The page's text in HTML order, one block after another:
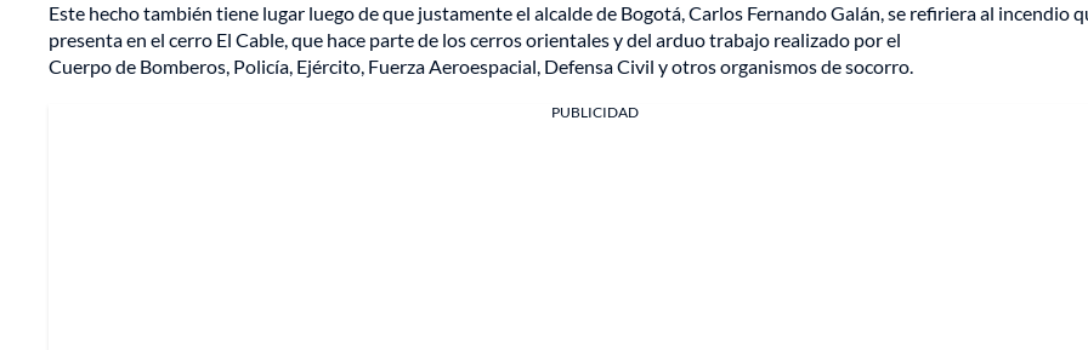
Este hecho también tiene lugar luego de que justamente el alcalde de Bogotá, Carlos Fernando Galán, se refiriera al incendio
presenta en el cerro El Cable, que hace parte de los cerros orientales y del arduo trabajo realizado por el
Cuerpo de Bomberos, Policía, Ejército, Fuerza Aeroespacial, Defensa Civil y otros organismos de socorro.
PUBLICIDAD